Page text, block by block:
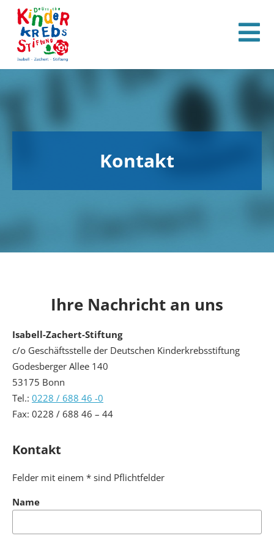
Kontakt
Ihre Nachricht an uns
Isabell-Zachert-Stiftung
c/o Geschäftsstelle der Deutschen Kinderkrebsstiftung
Godesberger Allee 140
53175 Bonn
Tel.: 0228 / 688 46 -0
Fax: 0228 / 688 46 – 44
Kontakt
Felder mit einem * sind Pflichtfelder
Name